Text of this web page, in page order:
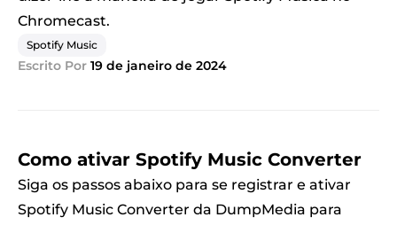
Chromecast.
Spotify Music
Escrito Por 19 de janeiro de 2024
Como ativar Spotify Music Converter
Siga os passos abaixo para se registrar e ativar
Spotify Music Converter da DumpMedia para